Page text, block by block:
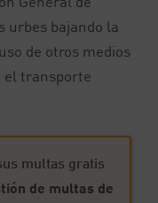
urbes bajando la
de otros medios
el transporte
multas gratis
de multas de